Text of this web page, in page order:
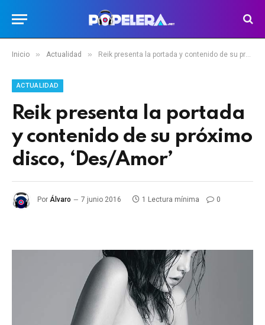
Inicio » Actualidad » Reik presenta la portada y contenido de su próximo disco, ‘Des/Amor’
ACTUALIDAD
Reik presenta la portada
y contenido de su próximo
disco, ‘Des/Amor’
Por Álvaro 7 junio 2016 1 Lectura mínima 0